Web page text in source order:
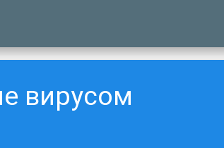
вирусом